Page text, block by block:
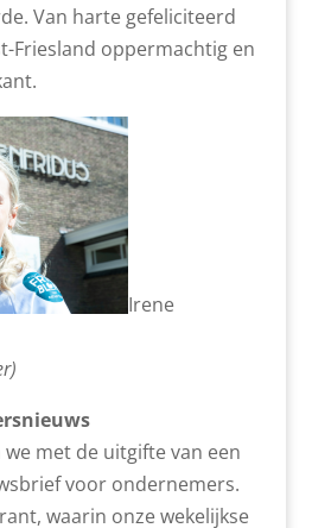
Van harte gefeliciteerd
Friesland oppermachtig en
Irene
met de uitgifte van een
voor ondernemers.
waarin onze wekelijkse